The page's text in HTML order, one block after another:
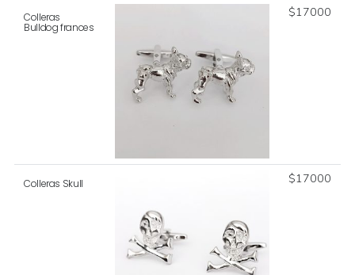
Colleras
Bulldog frances
$17000
Colleras Skull $17000